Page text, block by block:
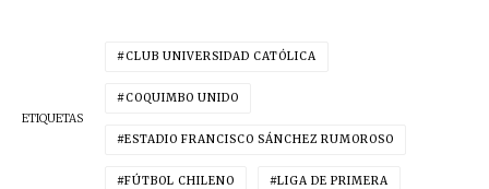
ETIQUETAS
CLUB UNIVERSIDAD CATÓLICA
COQUIMBO UNIDO
ESTADIO FRANCISCO SÁNCHEZ RUMOROSO
FÚTBOL CHILENO LIGA DE PRIMERA